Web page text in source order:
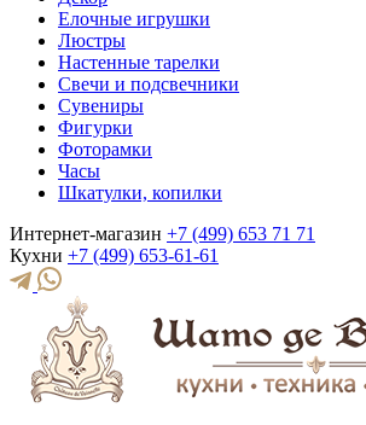
Елочные игрушки
Люстры
Настенные тарелки
Свечи и подсвечники
Сувениры
Фигурки
Фоторамки
Часы
Шкатулки, копилки
Интернет-магазин +7 (499) 653 71 71
Кухни +7 (499) 653-61-61